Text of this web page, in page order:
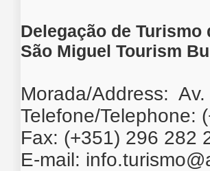
Delegação de Turismo
São Miguel Tourism
Morada/Address:
Telefone/Telephone:
Fax: (+351) 296 282
E-mail: